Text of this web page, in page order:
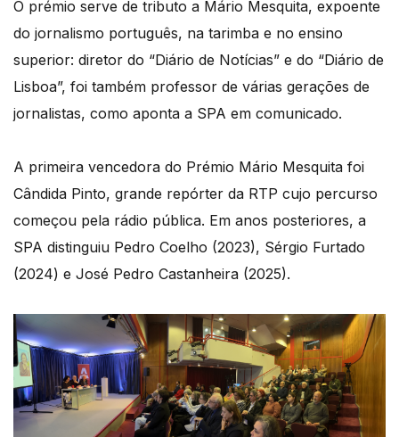
O prémio serve de tributo a Mário Mesquita, expoente
do jornalismo português, na tarimba e no ensino
superior: diretor do “Diário de Notícias” e do “Diário de
Lisboa”, foi também professor de várias gerações de
jornalistas, como aponta a SPA em comunicado.
A primeira vencedora do Prémio Mário Mesquita foi
Cândida Pinto, grande repórter da RTP cujo percurso
começou pela rádio pública. Em anos posteriores, a
SPA distinguiu Pedro Coelho (2023), Sérgio Furtado
(2024) e José Pedro Castanheira (2025).